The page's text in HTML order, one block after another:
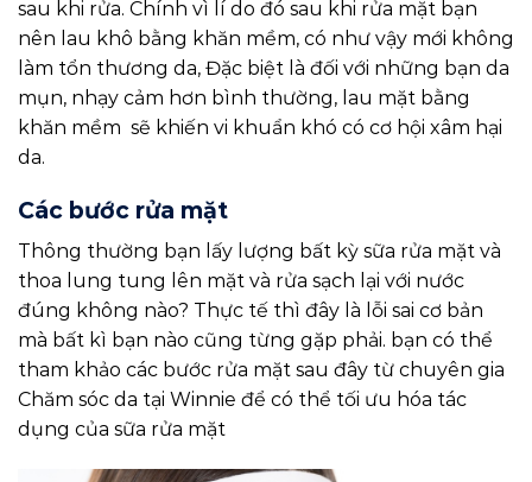
sau khi rửa. Chính vì lí do đó sau khi rửa mặt bạn
nên lau khô bằng khăn mềm, có như vậy mới không
làm tổn thương da, Đặc biệt là đối với những bạn da
mụn, nhạy cảm hơn bình thường, lau mặt bằng
khăn mềm sẽ khiến vi khuẩn khó có cơ hội xâm hại
da.
Các bước rửa mặt
Thông thường bạn lấy lượng bất kỳ sữa rửa mặt và
thoa lung tung lên mặt và rửa sạch lại với nước
đúng không nào? Thực tế thì đây là lỗi sai cơ bản
mà bất kì bạn nào cũng từng gặp phải. bạn có thể
tham khảo các bước rửa mặt sau đây từ chuyên gia
Chăm sóc da tại Winnie để có thể tối ưu hóa tác
dụng của sữa rửa mặt